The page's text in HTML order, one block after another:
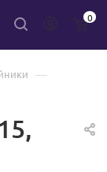
0
—